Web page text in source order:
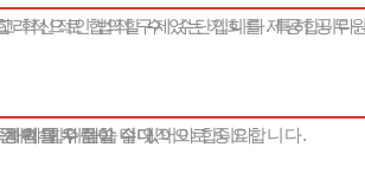
해야 합니다.
획을 수립할 수 있어야 합니다.
이 매우 높습니다.
법률 자문이 절대적으로 중요합니다.